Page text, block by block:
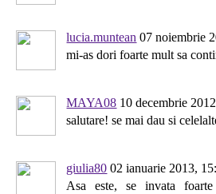
lucia.muntean 07 noiembrie
mi-as dori foarte mult sa
MAYA08 10 decembrie
salutare! se mai dau si
giulia80 02 ianuarie 2013,
Asa este, se invata